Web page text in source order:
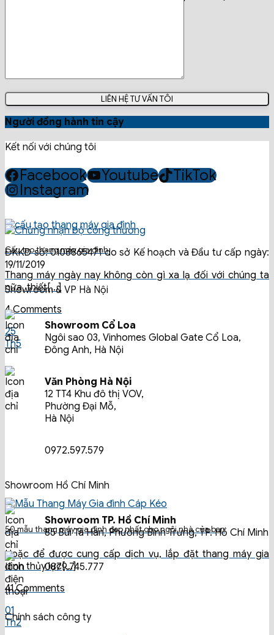
Cấu tạo thang máy gia đình
Thang máy ngày nay không còn gì xa lạ đối với chúng ta
nữa, thiết[...]
4 Comments
25
Th5
50 mẫu thang máy gia đình đẹp nhất cho ngôi nhà của bạn
Hoặc để được cung cấp dịch vụ, lắp đặt thang máy gia
đình thủy lực[...]
41 Comments
01
Th2
Người đồng hành tin cậy
Kết nối với chúng tôi
Facebook Youtube
TikTok
Instagram
ĐKKD số: 0108865471 do sở Kế hoạch và Đầu tư cấp ngày:
19/11/2019
Showroom & VP Hà Nội
Showroom Cổ Loa
Ngôi sao 03, Vinhomes Global Gate Cổ Loa,
Đông Anh, Hà Nội
Văn Phòng Hà Nội
12 TT4 Khu đô thị VOV,
Phường Đại Mỗ,
Hà Nội
0972.597.579
Showroom Hồ Chí Minh
Showroom TP. Hồ Chí Minh
85 Bùi Tá Hán, Phường Bình Trưng, TP. Hồ Chí Minh
0879.745.777
Chính sách công ty